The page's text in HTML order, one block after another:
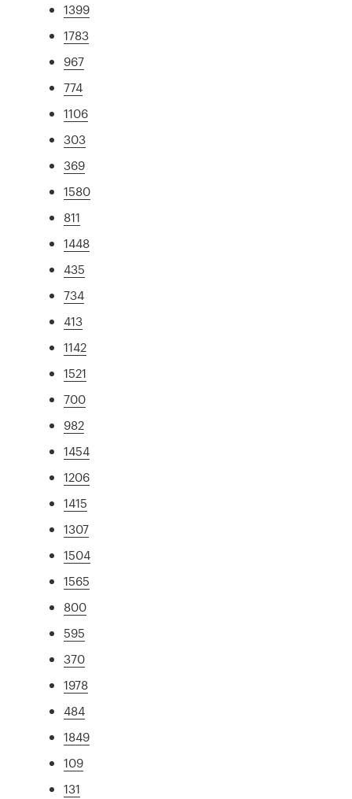
1399
1783
967
774
1106
303
369
1580
811
1448
435
734
413
1142
1521
700
982
1454
1206
1415
1307
1504
1565
800
595
370
1978
484
1849
109
131